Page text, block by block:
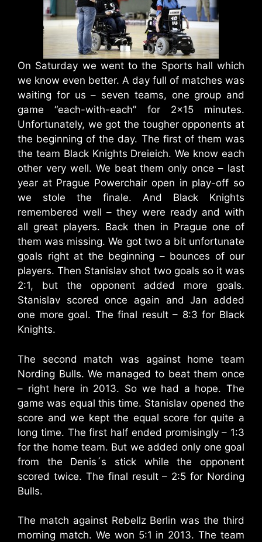
On Saturday we went to the Sports hall which
we know even better. A day full of matches was
waiting for us – seven teams, one group and
game “each-with-each” for 2×15 minutes.
Unfortunately, we got the tougher opponents at
the beginning of the day. The first of them was
the team Black Knights Dreieich. We know each
other very well. We beat them only once – last
year at Prague Powerchair open in play-off so
we stole the finale. And Black Knights
remembered well – they were ready and with
all great players. Back then in Prague one of
them was missing. We got two a bit unfortunate
goals right at the beginning – bounces of our
players. Then Stanislav shot two goals so it was
2:1, but the opponent added more goals.
Stanislav scored once again and Jan added
one more goal. The final result – 8:3 for Black
Knights.
The second match was against home team
Nording Bulls. We managed to beat them once
– right here in 2013. So we had a hope. The
game was equal this time. Stanislav opened the
score and we kept the equal score for quite a
long time. The first half ended promisingly – 1:3
for the home team. But we added only one goal
from the Denis´s stick while the opponent
scored twice. The final result – 2:5 for Nording
Bulls.
The match against Rebellz Berlin was the third
morning match. We won 5:1 in 2013. The team